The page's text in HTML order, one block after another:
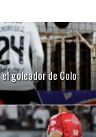
goleador de Colo